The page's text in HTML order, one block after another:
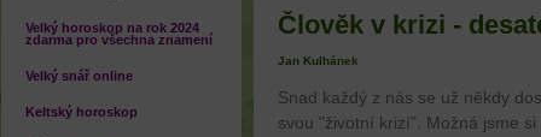
Velký horoskop na rok 2024
zdarma pro všechna znamení
Velký snář online
Keltský horoskop
Člověk v krizi -
Jan Kulhánek
Snad každý z nás se už někdy
svou "životní krizí". Možná jsme